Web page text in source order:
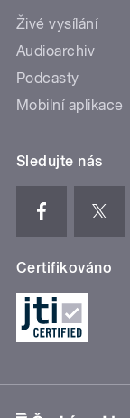
Živé vysílání
Audioarchiv
Podcasty
Mobilní aplikace
Sledujte nás
Certifikováno